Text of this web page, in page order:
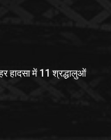
हादसा में 11 श्रद्धालुओं